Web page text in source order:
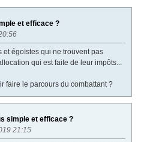
et efficace ?
et égoïstes qui ne trouvent pas
qui est faite de leur impôts...
faire le parcours du combattant ?
simple et efficace ?
21:15